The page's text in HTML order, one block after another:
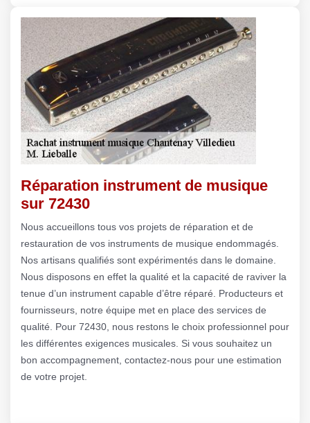
Réparation instrument de musique
sur 72430
Nous accueillons tous vos projets de réparation et de
restauration de vos instruments de musique endommagés.
Nos artisans qualifiés sont expérimentés dans le domaine.
Nous disposons en effet la qualité et la capacité de raviver la
tenue d’un instrument capable d’être réparé. Producteurs et
fournisseurs, notre équipe met en place des services de
qualité. Pour 72430, nous restons le choix professionnel pour
les différentes exigences musicales. Si vous souhaitez un
bon accompagnement, contactez-nous pour une estimation
de votre projet.